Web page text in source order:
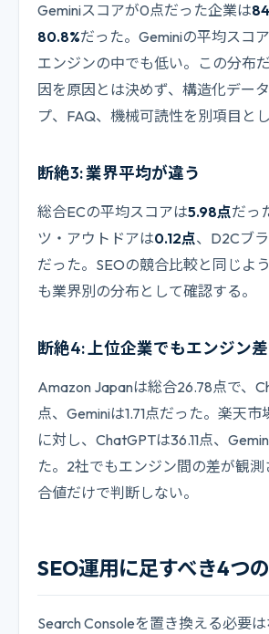
Geminiスコアが0点だった企業は
80.8%だった。Geminiの平均スコ
エンジンの中でも低い。この分布
因を原因とは決めず、構造化デー
プ、FAQ、機械可読性を別項目と
断絶3: 業界平均が違う
総合ECの平均スコアは5.98点だっ
ツ・アウトドアは0.12点、D2Cブ
だった。SEOの競合比較と同じよ
も業界別の分布として確認する。
断絶4: 上位企業でもエンジン
Amazon Japanは総合26.78点で、
点、Geminiは1.71点だった。楽天市
に対し、ChatGPTは36.11点、
た。2社でもエンジン間の差が観
合値だけで判断しない。
SEO運用に足すべき4つ
Search Consoleを置き換える必要